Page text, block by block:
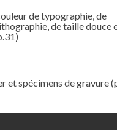
de typographie, de
de taille douce
et spécimens de gravure